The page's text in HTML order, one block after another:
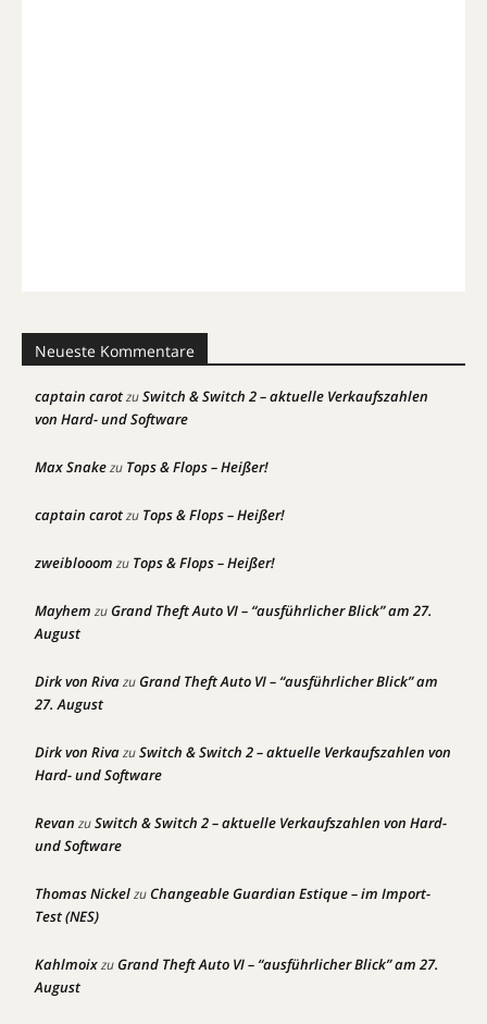
Neueste Kommentare
captain carotzuSwitch & Switch 2 – aktuelle Verkaufszahlen
von Hard- und Software
Max Snakezu Tops & Flops – Heißer!
captain carotzu Tops & Flops – Heißer!
zweiblooom zu Tops & Flops – Heißer!
Mayhem zuGrand Theft Auto VI – “ausführlicher Blick” am 27.
August
Dirk von RivazuGrand Theft Auto VI – “ausführlicher Blick” am
27. August
Dirk von RivazuSwitch & Switch 2 – aktuelle Verkaufszahlen von
Hard- und Software
Revan zuSwitch & Switch 2 – aktuelle Verkaufszahlen von Hard-
und Software
Thomas NickelzuChangeable Guardian Estique – im Import-
Test (NES)
KahlmoixzuGrand Theft Auto VI – “ausführlicher Blick” am 27.
August